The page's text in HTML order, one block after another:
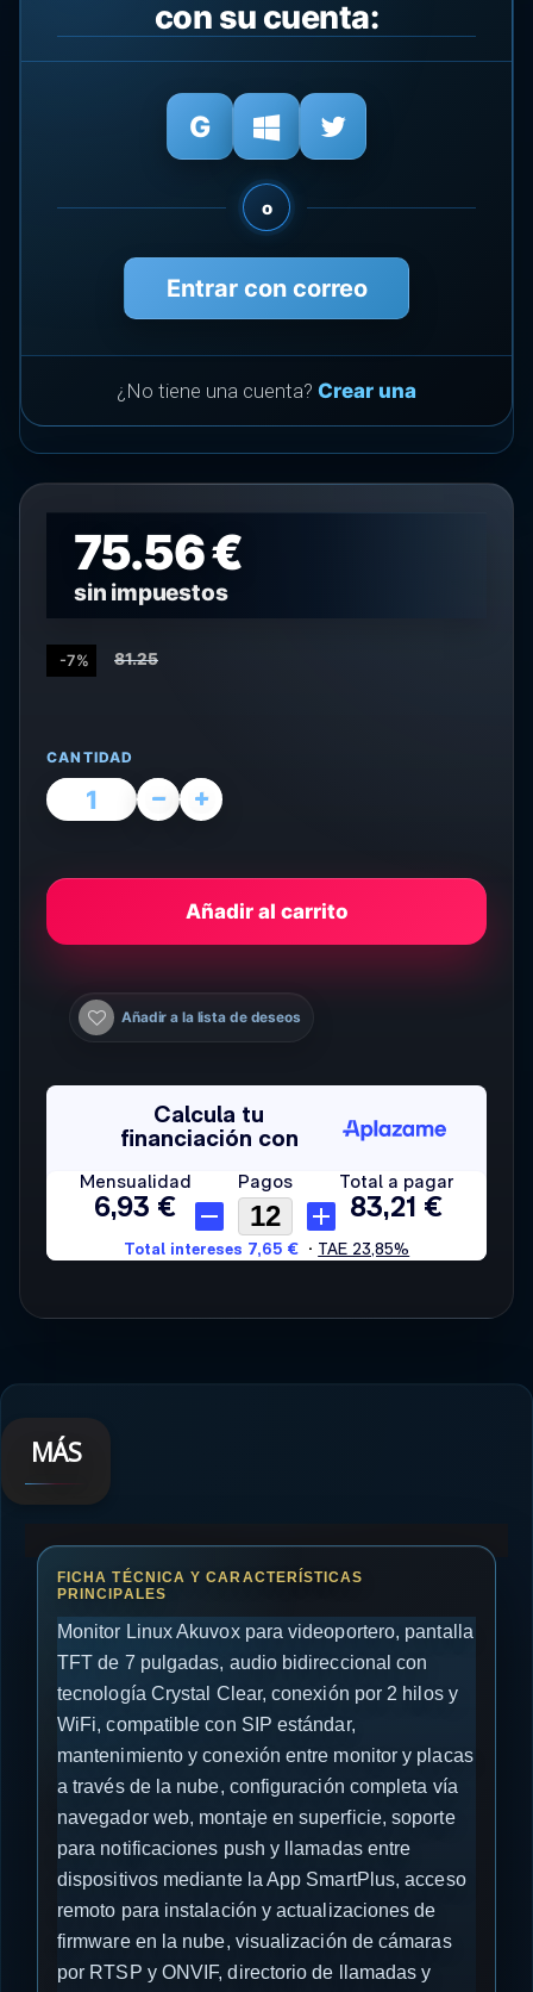
con su cuenta:
o
Entrar con correo
¿No tiene una cuenta? Crear una
75.56 €
sin impuestos
-7% 81.25
CANTIDAD
Añadir al carrito
Añadir a la lista de deseos
MÁS
Monitor Linux Akuvox para videoportero, pantalla
TFT de 7 pulgadas, audio bidireccional con
tecnología Crystal Clear, conexión por 2 hilos y
WiFi, compatible con SIP estándar,
mantenimiento y conexión entre monitor y placas
a través de la nube, configuración completa vía
navegador web, montaje en superficie, soporte
para notificaciones push y llamadas entre
dispositivos mediante la App SmartPlus, acceso
remoto para instalación y actualizaciones de
firmware en la nube, visualización de cámaras
por RTSP y ONVIF, directorio de llamadas y